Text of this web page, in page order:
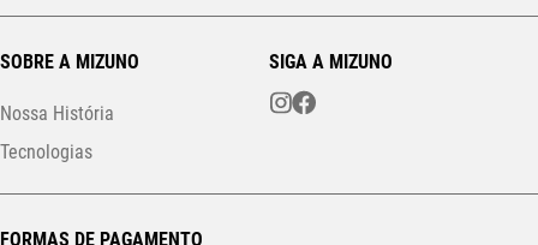
SOBRE A MIZUNO
Nossa História
Tecnologias
SIGA A MIZUNO
FORMAS DE PAGAMENTO